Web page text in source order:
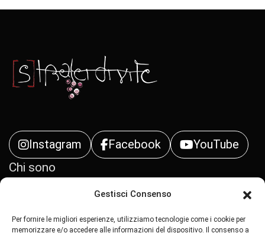
Gestisci Consenso
Per fornire le migliori esperienze, utilizziamo tecnologie come i cookie per
memorizzare e/o accedere alle informazioni del dispositivo. Il consenso a
Instagram Facebook
YouTube
Chi sono
Privacy Policy